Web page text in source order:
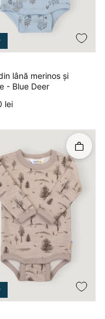
lână merinos și
- Blue Deer
lei
Rapid